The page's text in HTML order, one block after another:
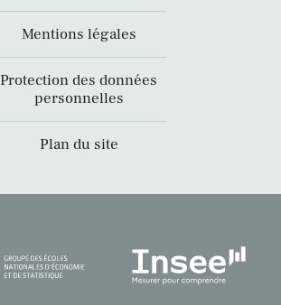
Mentions légales
Protection des données
personnelles
Plan du site